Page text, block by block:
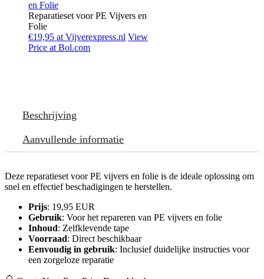
Reparatieset voor PE Vijvers en
Folie
€19,95 at Vijverexpress.nl View
Price at Bol.com
Beschrijving
Aanvullende informatie
Deze reparatieset voor PE vijvers en folie is de ideale oplossing om
snel en effectief beschadigingen te herstellen.
Prijs: 19,95 EUR
Gebruik: Voor het repareren van PE vijvers en folie
Inhoud: Zelfklevende tape
Voorraad: Direct beschikbaar
Eenvoudig in gebruik: Inclusief duidelijke instructies voor
een zorgeloze reparatie